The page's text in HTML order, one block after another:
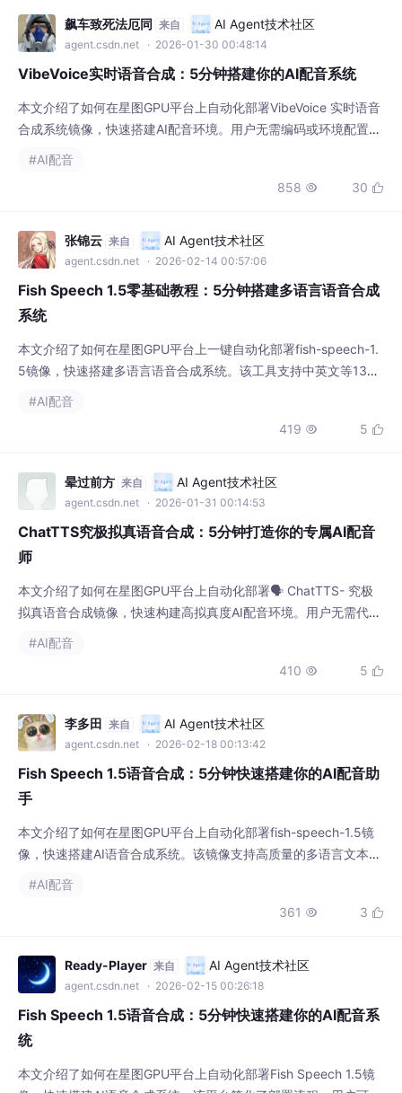
飙车致死法厄同 来自 AI Agent技术社区
agent.csdn.net · 2026-01-30 00:48:14
VibeVoice实时语音合成：5分钟搭建你的AI配音系统
本文介绍了如何在星图GPU平台上自动化部署VibeVoice 实时语音
合成系统镜像，快速搭建AI配音环境。用户无需编码或环境配置，
5分钟即可启动Web界面，实现文本到自然语音的实时合成，典型
#AI配音
858  30 
张锦云 来自 AI Agent技术社区
agent.csdn.net · 2026-02-14 00:57:06
Fish Speech 1.5零基础教程：5分钟搭建多语言语音合成
系统
本文介绍了如何在星图GPU平台上一键自动化部署fish-speech-1.
5镜像，快速搭建多语言语音合成系统。该工具支持中英文等13种
语言的高质量语音生成，并能通过声音克隆功能，轻松为短视频、
#AI配音
419  5 
晕过前方 来自 AI Agent技术社区
agent.csdn.net · 2026-01-31 00:14:53
ChatTTS究极拟真语音合成：5分钟打造你的专属AI配音
师
本文介绍了如何在星图GPU平台上自动化部署🗣️ ChatTTS- 究极
拟真语音合成镜像，快速构建高拟真度AI配音环境。用户无需代码
基础，5分钟即可生成带语气、停顿和自然笑声的中文语音，典型
#AI配音
410  5 
李多田 来自 AI Agent技术社区
agent.csdn.net · 2026-02-18 00:13:42
Fish Speech 1.5语音合成：5分钟快速搭建你的AI配音助
手
本文介绍了如何在星图GPU平台上自动化部署fish-speech-1.5镜
像，快速搭建AI语音合成系统。该镜像支持高质量的多语言文本转
语音和声音克隆功能，可广泛应用于视频配音、有声书制作等场
#AI配音
361  3 
Ready-Player 来自 AI Agent技术社区
agent.csdn.net · 2026-02-15 00:26:18
Fish Speech 1.5语音合成：5分钟快速搭建你的AI配音系
统
本文介绍了如何在星图GPU平台上自动化部署Fish Speech 1.5镜